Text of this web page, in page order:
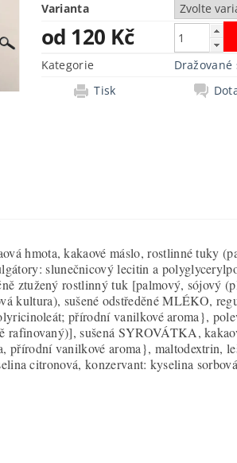
Varianta
od 120 Kč
Kategorie
Dražované
Tisk
hmota, kakaové máslo, rostlinné tuky
slunečnicový lecitin a
ztužený rostlinný tuk [palmový, sójový
kultura), sušené odstředěné MLÉKO,
přírodní vanilkové aroma},
sušená SYROVÁTKA,
přírodní vanilkové aroma}, maltodextrin,
citronová, konzervant: kyselina